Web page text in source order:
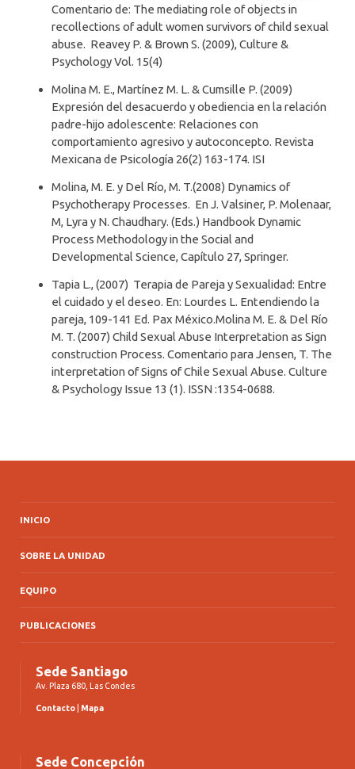
Comentario de: The mediating role of objects in
recollections of adult women survivors of child sexual
abuse. Reavey P. & Brown S. (2009), Culture &
Psychology Vol. 15(4)
Molina M. E., Martínez M. L. & Cumsille P. (2009)
Expresión del desacuerdo y obediencia en la relación
padre-hijo adolescente: Relaciones con
comportamiento agresivo y autoconcepto. Revista
Mexicana de Psicología 26(2) 163-174. ISI
Molina, M. E. y Del Río, M. T.(2008) Dynamics of
Psychotherapy Processes. En J. Valsiner, P. Molenaar,
M, Lyra y N. Chaudhary. (Eds.) Handbook Dynamic
Process Methodology in the Social and
Developmental Science, Capítulo 27, Springer.
Tapia L., (2007) Terapia de Pareja y Sexualidad: Entre
el cuidado y el deseo. En: Lourdes L. Entendiendo la
pareja, 109-141 Ed. Pax México.Molina M. E. & Del Río
M. T. (2007) Child Sexual Abuse Interpretation as Sign
construction Process. Comentario para Jensen, T. The
interpretation of Signs of Chile Sexual Abuse. Culture
& Psychology Issue 13 (1). ISSN :1354-0688.
INICIO
SOBRE LA UNIDAD
EQUIPO
PUBLICACIONES
Sede Santiago
Av. Plaza 680, Las Condes
Contacto Mapa
Sede Concepción